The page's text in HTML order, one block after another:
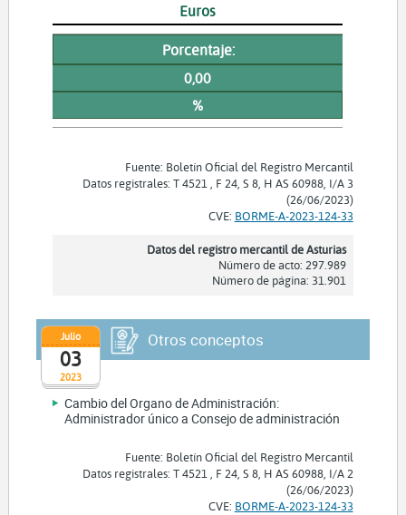
Euros
Porcentaje:
0,00
%
Fuente: Boletín Oficial del Registro Mercantil
Datos registrales: T 4521 , F 24, S 8, H AS 60988, I/A 3
(26/06/2023)
CVE: BORME-A-2023-124-33
Datos del registro mercantil de Asturias
Número de acto: 297.989
Número de página: 31.901
2023
Julio
03
Otros conceptos
Cambio del Organo de Administración:
Administrador único a Consejo de administración
Fuente: Boletín Oficial del Registro Mercantil
Datos registrales: T 4521 , F 24, S 8, H AS 60988, I/A 2
(26/06/2023)
CVE: BORME-A-2023-124-33